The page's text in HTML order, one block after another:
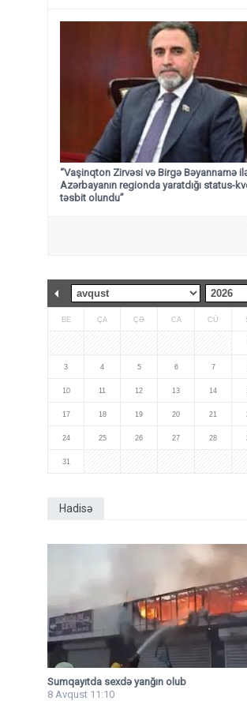
“Vaşinqton Zirvəsi və Birgə Bəyannamə
Azərbayanın regionda yaratdığı status-
təsbit olundu”
BE ÇA ÇƏ CA CÜ
3 4 5 6 7
10 11 12 13 14
17 18 19 20 21
24 25 26 27 28
31
Hadisə
Sumqayıtda sexdə yanğın olub
8 Avqust 11:10